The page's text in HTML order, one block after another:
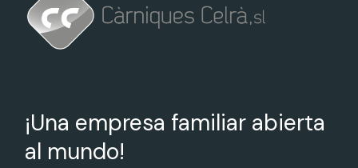
¡Una empresa familiar abierta
al mundo!